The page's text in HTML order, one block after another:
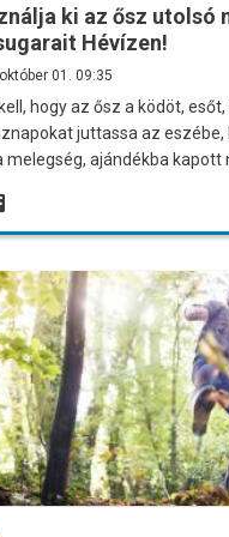
ki az ősz utolsó
Hévízen!
01. 09:35
hogy az ősz a ködöt,
juttassa az eszébe,
melegség, ajándékba kapott